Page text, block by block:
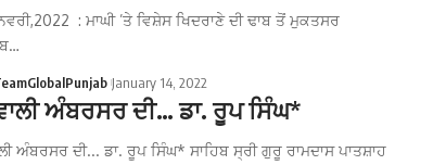
: ਮਾਘੀ ’ਤੇ ਵਿਸ਼ੇਸ ਖਿਦਰਾਣੇ ਦੀ ਢਾਬ ਤੋਂ ਮੁਕਤਸਰ
January 14, 2022
ਅੰਬਰਸਰ ਦੀ… ਡਾ. ਰੂਪ ਸਿੰਘ*
ਅੰਬਰਸਰ ਦੀ... ਡਾ. ਰੂਪ ਸਿੰਘ* ਸਾਹਿਬ ਸ੍ਰੀ ਗੁਰੂ ਰਾਮਦਾਸ ਪਾਤਸ਼ਾਹ